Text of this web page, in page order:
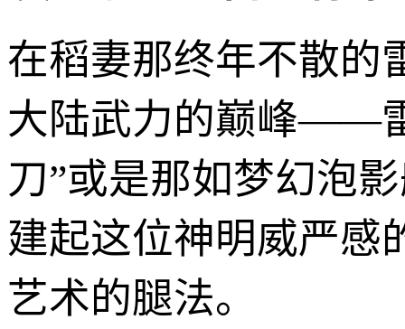
在稻妻那终年不散的
大陆武力的巅峰——
刀”或是那如梦幻泡
建起这位神明威严感
艺术的腿法。